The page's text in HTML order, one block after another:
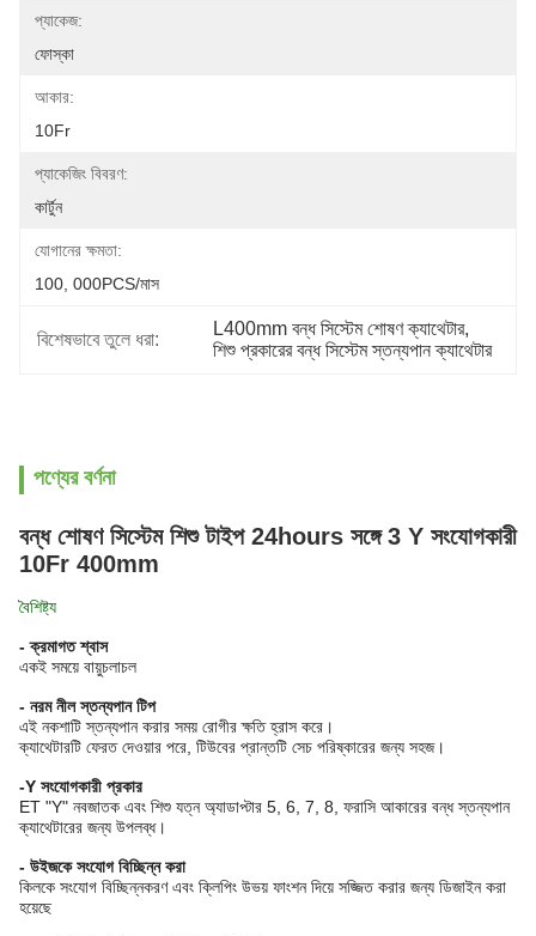
প্যাকেজ:
ফোস্কা
আকার:
10Fr
প্যাকেজিং বিবরণ:
কার্টুন
যোগানের ক্ষমতা:
100, 000PCS/মাস
বিশেষভাবে তুলে ধরা:
L400mm বন্ধ সিস্টেম শোষণ ক্যাথেটার,
শিশু প্রকারের বন্ধ সিস্টেম স্তন্যপান ক্যাথেটার
পণ্যের বর্ণনা
বন্ধ শোষণ সিস্টেম শিশু টাইপ 24hours সঙ্গে 3 Y সংযোগকারী
10Fr 400mm
বৈশিষ্ট্য
- ক্রমাগত শ্বাস
একই সময়ে বায়ুচলাচল
- নরম নীল স্তন্যপান টিপ
এই নকশাটি স্তন্যপান করার সময় রোগীর ক্ষতি হ্রাস করে।
ক্যাথেটারটি ফেরত দেওয়ার পরে, টিউবের প্রান্তটি সেচ পরিষ্কারের জন্য সহজ।
-Y সংযোগকারী প্রকার
ET "Y" নবজাতক এবং শিশু যত্ন অ্যাডাপ্টার 5, 6, 7, 8, ফরাসি আকারের বন্ধ স্তন্যপান
ক্যাথেটারের জন্য উপলব্ধ।
- উইজকে সংযোগ বিচ্ছিন্ন করা
কিলকে সংযোগ বিচ্ছিন্নকরণ এবং ক্লিপিং উভয় ফাংশন দিয়ে সজ্জিত করার জন্য ডিজাইন করা
হয়েছে